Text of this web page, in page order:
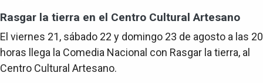
Rasgar la tierra en el Centro Cultural Artesano
El viernes 21, sábado 22 y domingo 23 de agosto a las 20
horas llega la Comedia Nacional con Rasgar la tierra, al
Centro Cultural Artesano.